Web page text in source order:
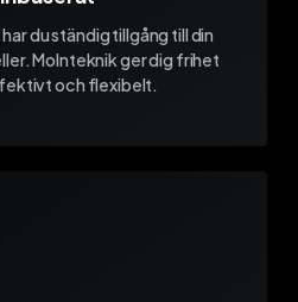
du ständig tillgång till din
Molnteknik ger dig frihet
och flexibelt.